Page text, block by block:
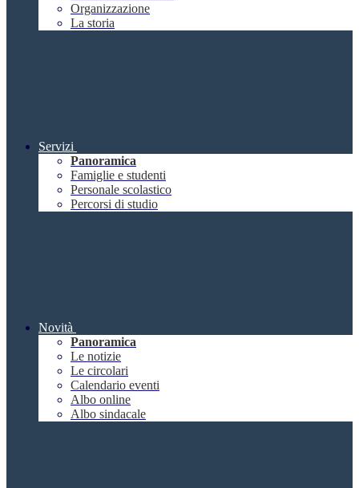
Organizzazione
La storia
Servizi
Panoramica
Famiglie e studenti
Personale scolastico
Percorsi di studio
Novità
Panoramica
Le notizie
Le circolari
Calendario eventi
Albo online
Albo sindacale